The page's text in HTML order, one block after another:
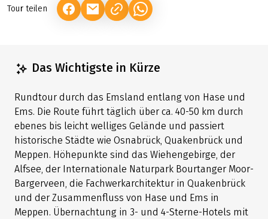
Tour teilen (LINK ÖFFNET IN NEUEM TAB)
(LINK ÖFFNET IN NEUEM TAB)
(LINK ÖFFNET IN NEUEM TAB)
Das Wichtigste in Kürze
Rundtour durch das Emsland entlang von Hase und
Ems. Die Route führt täglich über ca. 40-50 km durch
ebenes bis leicht welliges Gelände und passiert
historische Städte wie Osnabrück, Quakenbrück und
Meppen. Höhepunkte sind das Wiehengebirge, der
Alfsee, der Internationale Naturpark Bourtanger Moor-
Bargerveen, die Fachwerkarchitektur in Quakenbrück
und der Zusammenfluss von Hase und Ems in
Meppen. Übernachtung in 3- und 4-Sterne-Hotels mit